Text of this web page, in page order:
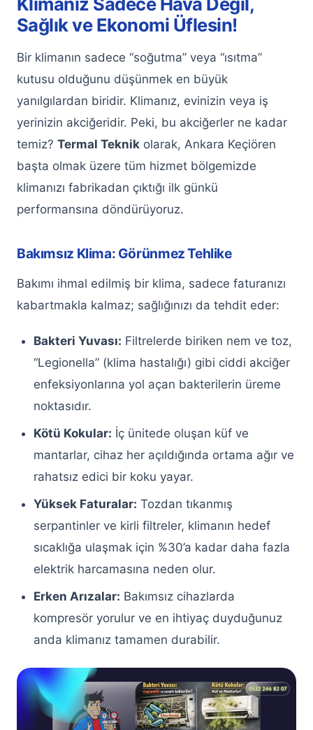
Keçiören Alarko Klima Servisi
Keçiören Bosch Klima Servisi
Keçiören Baymak Klima Servisi
Keçiören Demirdöküm Klima Servisi
Keçiören LG Klima Servisi
Keçiören Beko Klima Servisi
Keçiören Toshiba Klima Servisi
Keçiören ECA Kombi Servisi
Keçiören Demirdöküm Kombi Servisi
Keçiören Protherm Kombi Servisi
Keçiören Vaillant Kombi Servisi
Keçiören Ferroli Kombi Servisi
Keçiören Viessmann Kombi Servisi
Keçiören Bosch Kombi Servisi
Keçiören Buderus Kombi Servisi
Keçiören Çamaşır Makinesi Servisi
Keçiören Arçelik Çamaşır Makinesi
Keçiören Bosch Çamaşır Makinesi
Servisi
Sağlık ve Ekonomi Üflesin!
Bir klimanın sadece “soğutma” veya “ısıtma”
kutusu olduğunu düşünmek en büyük
yanılgılardan biridir. Klimanız, evinizin veya iş
yerinizin akciğeridir. Peki, bu akciğerler ne kadar
temiz? Termal Teknik olarak, Ankara Keçiören
başta olmak üzere tüm hizmet bölgemizde
klimanızı fabrikadan çıktığı ilk günkü
performansına döndürüyoruz.
Bakımsız Klima: Görünmez Tehlike
Bakımı ihmal edilmiş bir klima, sadece faturanızı
kabartmakla kalmaz; sağlığınızı da tehdit eder:
Bakteri Yuvası: Filtrelerde biriken nem ve toz,
“Legionella” (klima hastalığı) gibi ciddi akciğer
enfeksiyonlarına yol açan bakterilerin üreme
noktasıdır.
Kötü Kokular: İç ünitede oluşan küf ve
mantarlar, cihaz her açıldığında ortama ağır ve
rahatsız edici bir koku yayar.
Yüksek Faturalar: Tozdan tıkanmış
serpantinler ve kirli filtreler, klimanın hedef
sıcaklığa ulaşmak için %30’a kadar daha fazla
elektrik harcamasına neden olur.
Erken Arızalar: Bakımsız cihazlarda
kompresör yorulur ve en ihtiyaç duyduğunuz
anda klimanız tamamen durabilir.